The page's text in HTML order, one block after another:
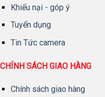
Khiếu nại - góp ý
Tuyển dụng
Tin Tức camera
CHÍNH SÁCH GIAO HÀNG
Chính sách giao hàng